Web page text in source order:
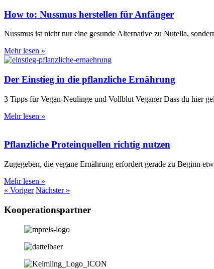
How to: Nussmus herstellen für Anfänger
Nussmus ist nicht nur eine gesunde Alternative zu Nutella,
Mehr lesen »
Der Einstieg in die pflanzliche Ernährung
3 Tipps für Vegan-Neulinge und Vollblut Veganer Dass du hier
Mehr lesen »
Pflanzliche Proteinquellen richtig nutzen
Zugegeben, die vegane Ernährung erfordert gerade zu Beginn
Mehr lesen »
« Voriger Nächster »
Kooperationspartner